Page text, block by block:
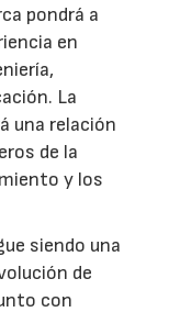
pondrá a
en
La
una relación
de la
y los
siendo una
de
con